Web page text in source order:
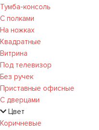
Тумба-консоль
С полками
На ножках
Квадратные
Витрина
Под телевизор
Без ручек
Приставные офисные
С дверцами
Цвет
Коричневые